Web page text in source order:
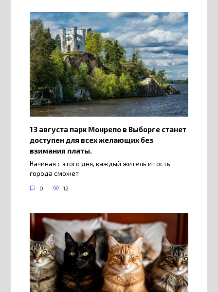
13 августа парк Монрепо в Выборге станет
доступен для всех желающих без
взимания платы.
Начиная с этого дня, каждый житель и гость
города сможет
0 12